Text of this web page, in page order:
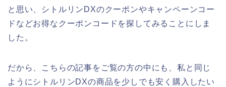
と思い、シトルリンDXのクーポンやキャンペーンコー
ドなどお得なクーポンコードを探してみることにしま
した。
だから、こちらの記事をご覧の方の中にも、私と同じ
ようにシトルリンDXの商品を少しでも安く購入したい